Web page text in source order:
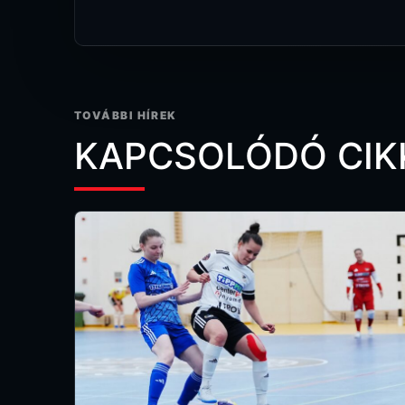
TOVÁBBI HÍREK
KAPCSOLÓDÓ